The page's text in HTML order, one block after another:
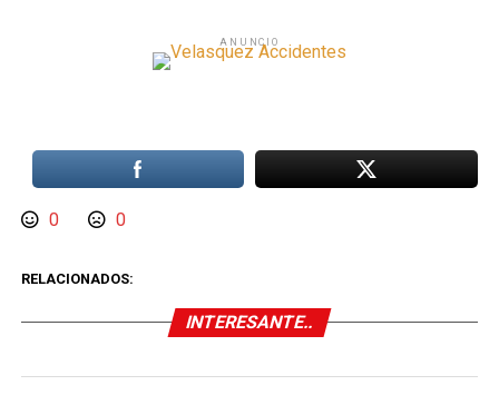
ANUNCIO
0 0
RELACIONADOS:
INTERESANTE..